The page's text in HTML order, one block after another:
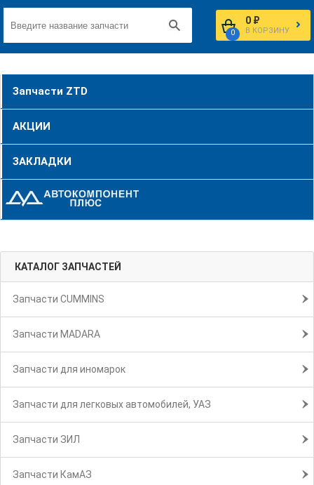
0
0 ₽
В КОРЗИНУ
Запчасти ZTD
АКЦИИ
ЗАКЛАДКИ
КАТАЛОГ ЗАПЧАСТЕЙ
Запчасти CUMMINS
Запчасти MADARA
Запчасти для иномарок
Запчасти для легковых автомобилей, УАЗ
Запчасти ЗИЛ
Запчасти КамАЗ